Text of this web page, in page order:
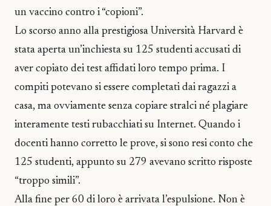
un vaccino contro i “copioni”.
Lo scorso anno alla prestigiosa Università Harvard è
stata aperta un’inchiesta su 125 studenti accusati di
aver copiato dei test affidati loro tempo prima. I
compiti potevano si essere completati dai ragazzi a
casa, ma ovviamente senza copiare stralci né plagiare
interamente testi rubacchiati su Internet. Quando i
docenti hanno corretto le prove, si sono resi conto che
125 studenti, appunto su 279 avevano scritto risposte
“troppo simili”.
Alla fine per 60 di loro è arrivata l’espulsione. Non è